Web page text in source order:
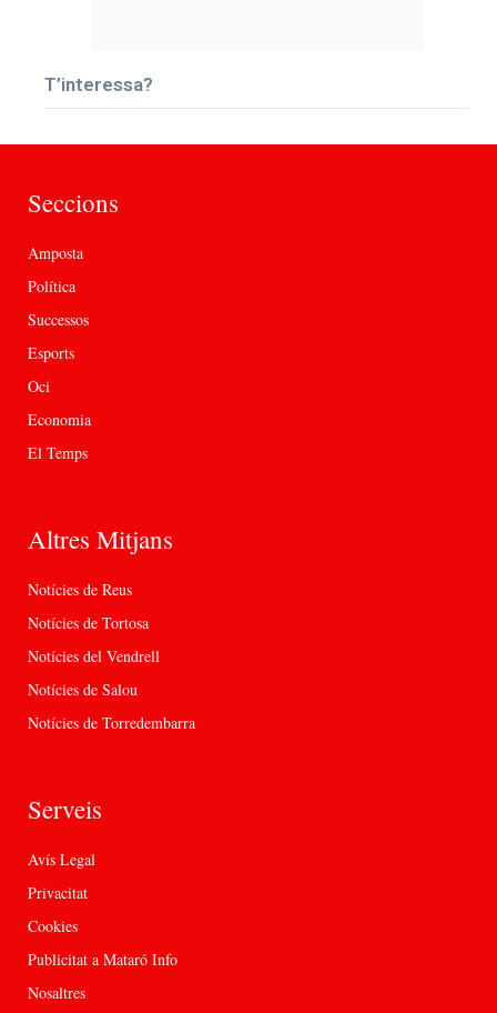
T’interessa?
Seccions
Amposta
Política
Successos
Esports
Oci
Economia
El Temps
Altres Mitjans
Notícies de Reus
Notícies de Tortosa
Notícies del Vendrell
Notícies de Salou
Notícies de Torredembarra
Serveis
Avís Legal
Privacitat
Cookies
Publicitat a Mataró Info
Nosaltres